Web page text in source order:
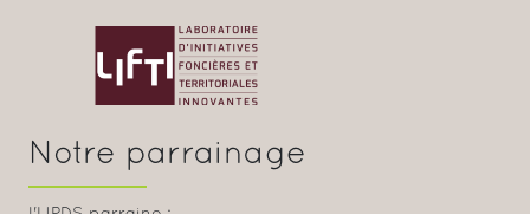
Notre parrainage